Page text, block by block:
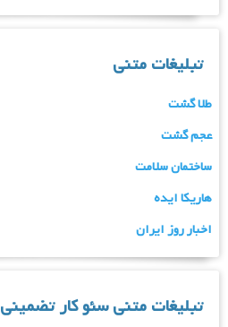
تبلیغات متنی
طلا گشت
عجم گشت
ساختمان سلامت
هاریکا ایده
اخبار روز ایران
تبلیغات متنی سئو کار تضمینی